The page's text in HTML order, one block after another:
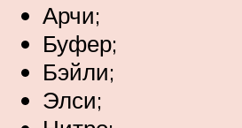
Арчи;
Буфер;
Бэйли;
Элси;